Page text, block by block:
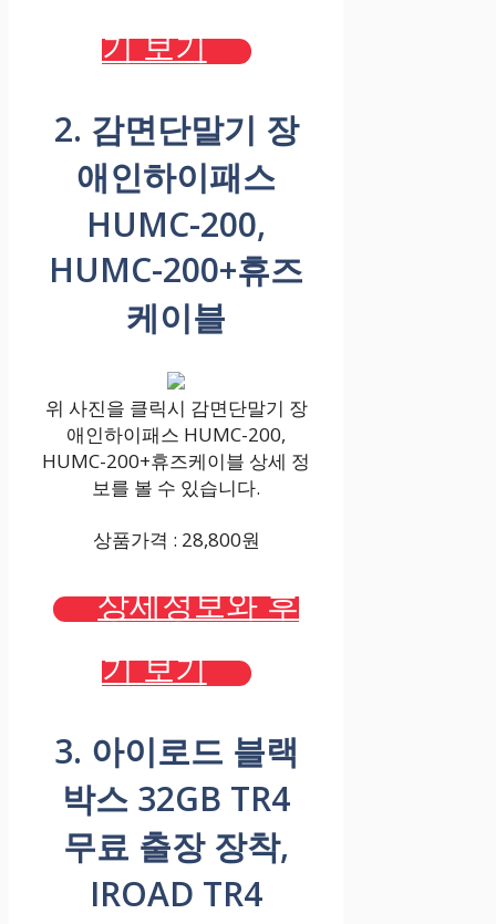
기 보기
2. 감면단말기 장
애인하이패스
HUMC-200,
HUMC-200+휴즈
케이블
위 사진을 클릭시 감면단말기 장
애인하이패스 HUMC-200,
HUMC-200+휴즈케이블 상세 정
보를 볼 수 있습니다.
상품가격 : 28,800원
상세정보와 후
기 보기
3. 아이로드 블랙
박스 32GB TR4
무료 출장 장착,
IROAD TR4